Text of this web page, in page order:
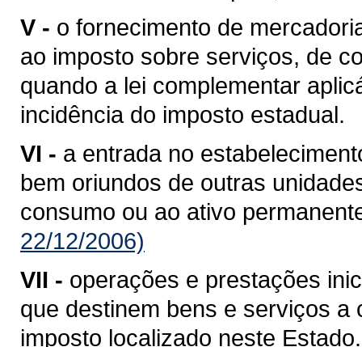
V - o fornecimento de
ao imposto sobre serviços, de
quando a lei complementar
incidência do imposto estadual.
VI - a entrada no
bem oriundos de outras
consumo ou ao ativo
22/12/2006)
VII - operações e prestações
que destinem bens e serviços a
imposto localizado neste Estado.